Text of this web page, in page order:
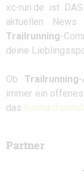
xc-run.de ist
aktuellen News
Trailrunning-
deine
Ob Trailrunning
immer ein
das
Partner